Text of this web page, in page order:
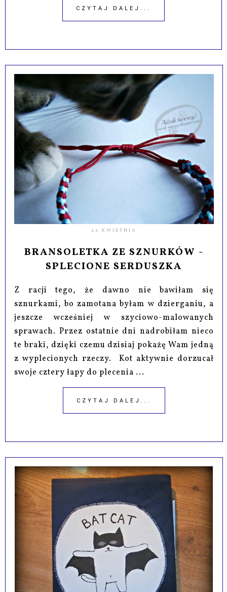
CZYTAJ DALEJ...
22 KWIETNIA
BRANSOLETKA ZE SZNURKÓW -
SPLECIONE SERDUSZKA
Z racji tego, że dawno nie bawiłam się
sznurkami, bo zamotana byłam w dzierganiu, a
jeszcze wcześniej w szyciowo-malowanych
sprawach. Przez ostatnie dni nadrobiłam nieco
te braki, dzięki czemu dzisiaj pokażę Wam jedną
z wyplecionych rzeczy. Kot aktywnie dorzucał
swoje cztery łapy do plecenia ...
CZYTAJ DALEJ...